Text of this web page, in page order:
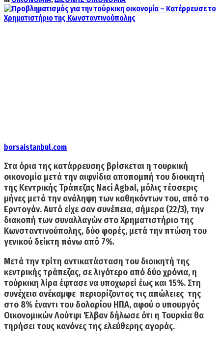
borsaistanbul.com
Στα όρια της κατάρρευσης βρίσκεται η τουρκική
οικονομία μετά την αιφνίδια αποπομπή του διοικητή
της Κεντρικής Τράπεζας Naci Agbal, μόλις τέσσερις
μήνες μετά την ανάληψη των καθηκόντων του, από το
Ερντογάν. Αυτό είχε σαν συνέπεια, σήμερα (22/3), την
διακοπή των συναλλαγών στοΧρηματιστήριο της
Κωνσταντινούπολης, δύο φορές, μετά την πτώση του
γενικού δείκτη πάνω από 7%.
Μετά την τρίτη αντικατάσταση του διοικητή της
κεντρικής τράπεζας, σε λιγότερο από δύο χρόνια,η
τούρκικη λίρα έφτασε να υποχωρεί έως και 15%. Στη
συνέχεια ανέκαμψε περιορίζοντας τις απώλειες της
στο 8% έναντι του δολαρίου ΗΠΑ, αφού ο υπουργός
Οικονομικών Λούτφι Έλβαν δήλωσε ότι η Τουρκία θα
τηρήσει τους κανόνες της ελεύθερης αγοράς.